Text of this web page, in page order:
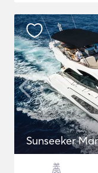
Sunseeker